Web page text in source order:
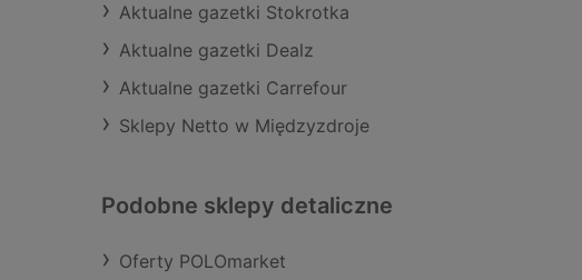
Aktualne gazetki Stokrotka
Aktualne gazetki Dealz
Aktualne gazetki Carrefour
Sklepy Netto w Międzyzdroje
Podobne sklepy detaliczne
Oferty POLOmarket